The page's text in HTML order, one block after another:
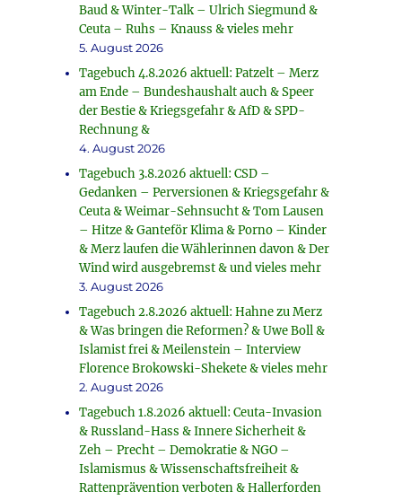
Baud & Winter-Talk – Ulrich Siegmund &
Ceuta – Ruhs – Knauss & vieles mehr
5. August 2026
Tagebuch 4.8.2026 aktuell: Patzelt – Merz
am Ende – Bundeshaushalt auch & Speer
der Bestie & Kriegsgefahr & AfD & SPD-
Rechnung &
4. August 2026
Tagebuch 3.8.2026 aktuell: CSD –
Gedanken – Perversionen & Kriegsgefahr &
Ceuta & Weimar-Sehnsucht & Tom Lausen
– Hitze & Ganteför Klima & Porno – Kinder
& Merz laufen die Wählerinnen davon & Der
Wind wird ausgebremst & und vieles mehr
3. August 2026
Tagebuch 2.8.2026 aktuell: Hahne zu Merz
& Was bringen die Reformen? & Uwe Boll &
Islamist frei & Meilenstein – Interview
Florence Brokowski-Shekete & vieles mehr
2. August 2026
Tagebuch 1.8.2026 aktuell: Ceuta-Invasion
& Russland-Hass & Innere Sicherheit &
Zeh – Precht – Demokratie & NGO –
Islamismus & Wissenschaftsfreiheit &
Rattenprävention verboten & Hallerforden